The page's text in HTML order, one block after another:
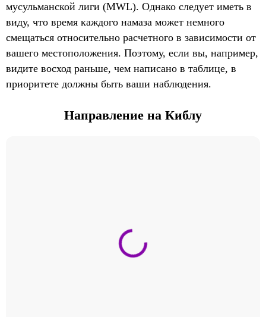
мусульманской лиги (MWL). Однако следует иметь в
виду, что время каждого намаза может немного
смещаться относительно расчетного в зависимости от
вашего местоположения. Поэтому, если вы, например,
видите восход раньше, чем написано в таблице, в
приоритете должны быть ваши наблюдения.
Направление на Киблу